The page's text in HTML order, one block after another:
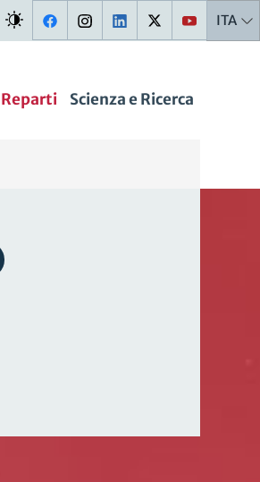
ITA
Reparti Scienza e Ricerca